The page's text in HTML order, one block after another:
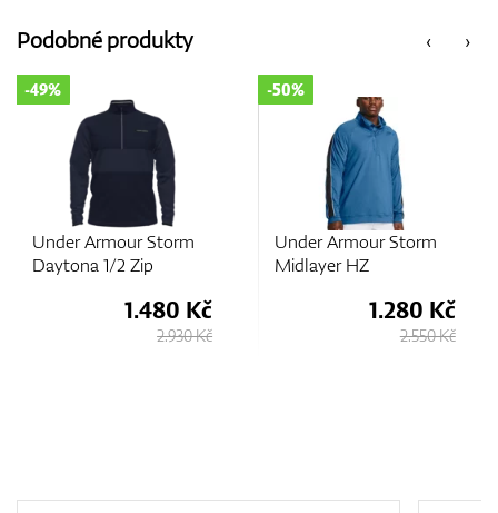
‹
Podobné produkty ›
Under Armour Storm
Daytona 1/2 Zip
-49%
1.480 Kč
2.930 Kč
Under Armour Storm
Midlayer HZ
-50%
1.280 Kč
2.550 Kč